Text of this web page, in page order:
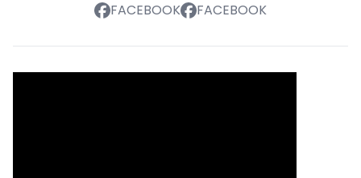
FACEBOOK FACEBOOK